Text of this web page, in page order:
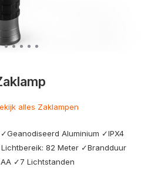
alles Zaklampen
Aluminium ✓IPX4
82 Meter ✓Brandduur
✓7 Lichtstanden